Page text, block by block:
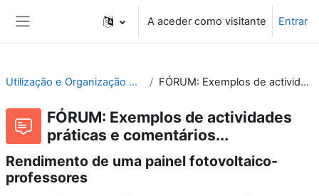
A aceder como visitante Entrar
Utilização e Organização de Laboratórios Escolares FÓRUM: Exemplos de actividades práticas e comentários...
FÓRUM: Exemplos de actividades
práticas e comentários...
Rendimento de uma painel fotovoltaico-
professores